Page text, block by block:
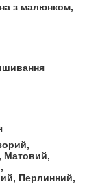
з малюнком,
Матовий,
Перлинний,